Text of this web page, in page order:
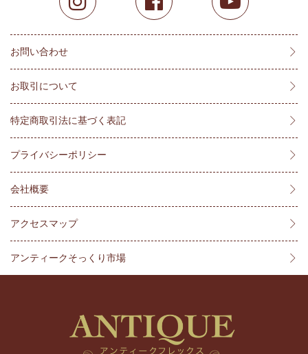
お問い合わせ
お取引について
特定商取引法に基づく表記
プライバシーポリシー
会社概要
アクセスマップ
アンティークそっくり市場